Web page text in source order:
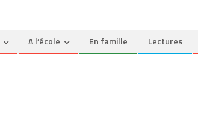
A l’école En famille Lectures